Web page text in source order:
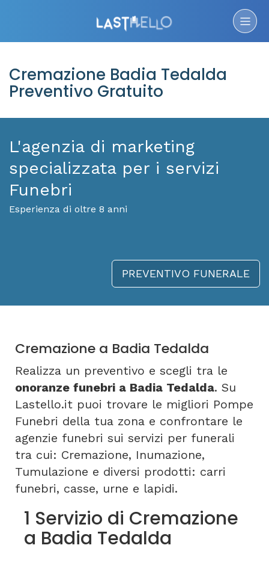
Cremazione Badia Tedalda
Preventivo Gratuito
L'agenzia di marketing
specializzata per i servizi
Funebri
Esperienza di oltre 8 anni
PREVENTIVO FUNERALE
Cremazione a Badia Tedalda
Realizza un preventivo e scegli tra le
onoranze funebri a Badia Tedalda. Su
Lastello.it puoi trovare le migliori Pompe
Funebri della tua zona e confrontare le
agenzie funebri sui servizi per funerali
tra cui: Cremazione, Inumazione,
Tumulazione e diversi prodotti: carri
funebri, casse, urne e lapidi.
1 Servizio di Cremazione
a Badia Tedalda